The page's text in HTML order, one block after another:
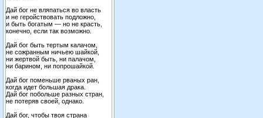
Дай бог не вляпаться во власть
и не геройствовать подложно,
и быть богатым — но не красть,
конечно, если так возможно.
Дай бог быть тертым калачом,
не сожранным ничьею шайкой,
ни жертвой быть, ни палачом,
ни барином, ни попрошайкой.
Дай бог поменьше рваных ран,
когда идет большая драка.
Дай бог побольше разных стран,
не потеряв своей, однако.
Дай бог, чтобы твоя страна